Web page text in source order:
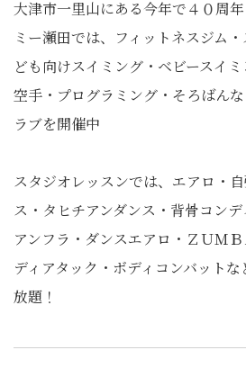
大津市一里山にある今年で４０周
ミー瀬田では、フィットネスジム
ども向けスイミング・ベビースイ
空手・プログラミング・そろばん
ラブを開催中
スタジオレッスンでは、エアロ・
ス・タヒチアンダンス・背骨コン
アンフラ・ダンスエアロ・ＺＵＭ
ディアタック・ボディコンバット
放題！